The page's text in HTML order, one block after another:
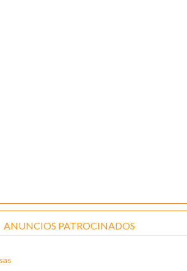
ANUNCIOS PATROCINADOS